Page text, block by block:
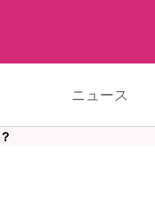
ニュース